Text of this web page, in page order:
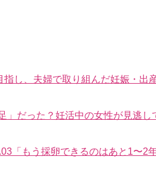
指し、夫婦で取り組んだ妊娠・出
」だった？妊活中の女性が見逃し
「もう採卵できるのはあと1〜2